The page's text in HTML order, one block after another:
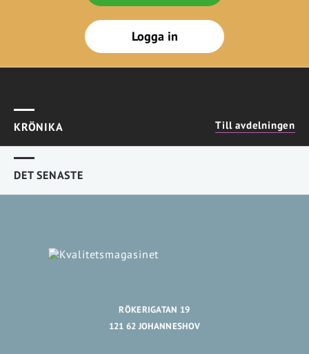
Logga in
KRÖNIKA Till avdelningen
DET SENASTE
RÖKERIGATAN 19
121 62 JOHANNESHOV